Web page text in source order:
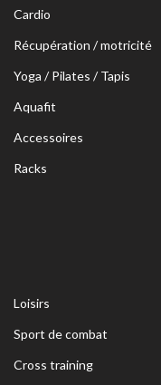
Cardio
Récupération / motricité
Yoga / Pilates / Tapis
Aquafit
Accessoires
Racks
Loisirs
Sport de combat
Cross training